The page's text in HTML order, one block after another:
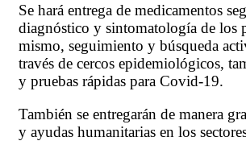
Se hará entrega de medicamentos
diagnóstico y sintomatología de los
mismo, seguimiento y búsqueda
través de cercos epidemiológicos,
y pruebas rápidas para Covid-19.
También se entregarán de manera
y ayudas humanitarias en los